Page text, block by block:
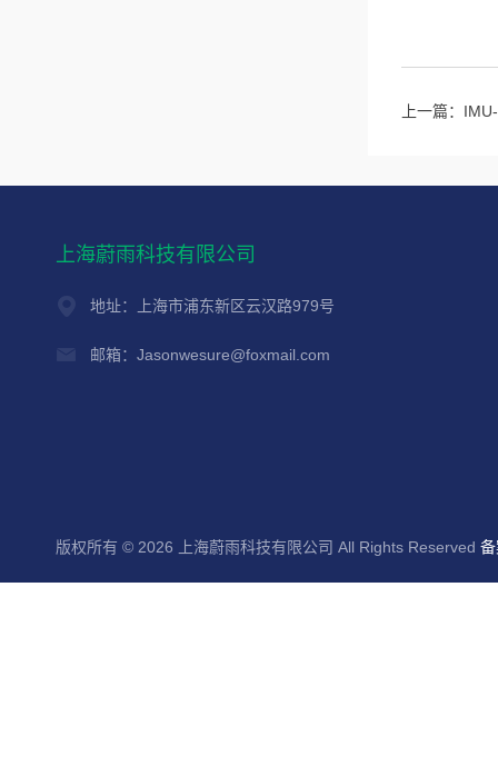
上一篇：
上海蔚雨科技有限公司
地址：上海市浦东新区云汉路979号
邮箱：Jasonwesure@foxmail.com
版权所有 © 2026 上海蔚雨科技有限公司 All Rights Reserved